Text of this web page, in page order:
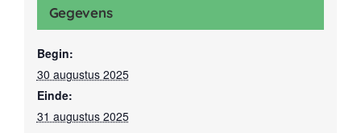
Gegevens
Begin:
30 augustus 2025
Einde:
31 augustus 2025